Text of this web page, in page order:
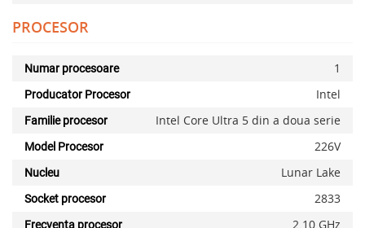
PROCESOR
Numar procesoare 1
Producator Procesor Intel
Familie procesor Intel Core Ultra 5 din a doua serie
Model Procesor 226V
Nucleu Lunar Lake
Socket procesor 2833
Frecventa procesor 2.10 GHz